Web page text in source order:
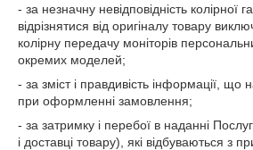
- за незначну невідповідність
відрізнятися від оригіналу товару
колірну передачу моніторів
окремих моделей;
- за зміст і правдивість інформації, що
при оформленні замовлення;
- за затримку і перебої в наданні
і доставці товару), які відбуваються з